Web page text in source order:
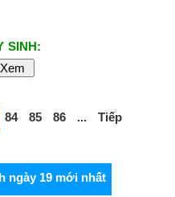
SINH:
84 85 86 ... Tiếp
ngày 19 mới nhất